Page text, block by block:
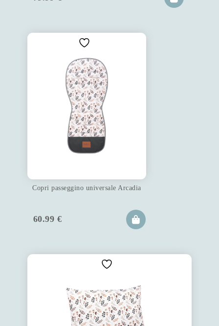
Copri passeggino universale Arcadia
60.99 €